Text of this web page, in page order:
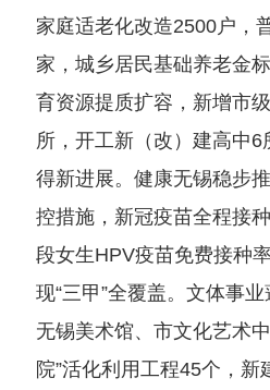
家庭适老化改造2500户，
家，城乡居民基础养老金
育资源提质扩容，新增市
所，开工新（改）建高中6
得新进展。健康无锡稳步
控措施，新冠疫苗全程接
段女生HPV疫苗免费接种
现“三甲”全覆盖。文体事
无锡美术馆、市文化艺术
院”活化利用工程45个，新